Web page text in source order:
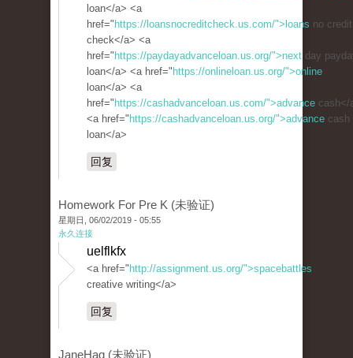
loan</a> <a
href=" https://loansnocreditcheck.us.com/">loans no credit
check</a> <a
href=" https://paydayadvanceloan.us.org/">next day
loan</a> <a href=" https://onlineloan.us.org/">online
loan</a> <a
href=" https://cashadvanceloan.us.com/">advance cash</
<a href=" https://cashadvanceloan.us.org/">advance cash
loan</a>
回复
Homework For Pre K (未验证)
星期日, 06/02/2019 - 05:55
永久连接
uelflkfx
<a href=" http://assignment.us.org/">spacebattles
creative writing</a>
回复
JaneHag (未验证)